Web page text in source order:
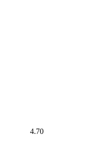
4.70